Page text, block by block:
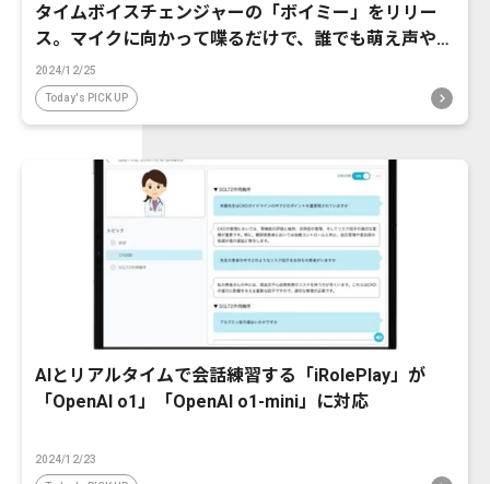
タイムボイスチェンジャーの「ボイミー」をリリー
ス。マイクに向かって喋るだけで、誰でも萌え声やイ
ケボ風に音声変換が可能に。
2024/12/25
Today's PICK UP
AIとリアルタイムで会話練習する「iRolePlay」が
「OpenAI o1」「OpenAI o1-mini」に対応
2024/12/23